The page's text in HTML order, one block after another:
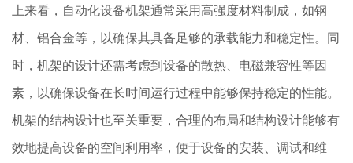
上来看，自动化设备机架通常采用高强度材料制成，如钢
材、铝合金等，以确保其具备足够的承载能力和稳定性。同
时，机架的设计还需考虑到设备的散热、电磁兼容性等因
素，以确保设备在长时间运行过程中能够保持稳定的性能。
机架的结构设计也至关重要，合理的布局和结构设计能够有
效地提高设备的空间利用率，便于设备的安装、调试和维